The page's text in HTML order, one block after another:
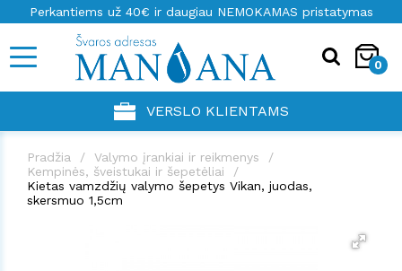
Perkantiems už 40€ ir daugiau NEMOKAMAS pristatymas
0
VERSLO KLIENTAMS
Pradžia
Valymo įrankiai ir reikmenys
Kempinės, šveistukai ir šepetėliai
Kietas vamzdžių valymo šepetys Vikan, juodas,
skersmuo 1,5cm